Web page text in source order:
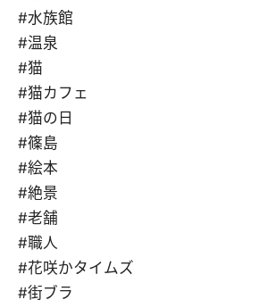
#水族館
#温泉
#猫
#猫カフェ
#猫の日
#篠島
#絵本
#絶景
#老舗
#職人
#花咲かタイムズ
#街ブラ